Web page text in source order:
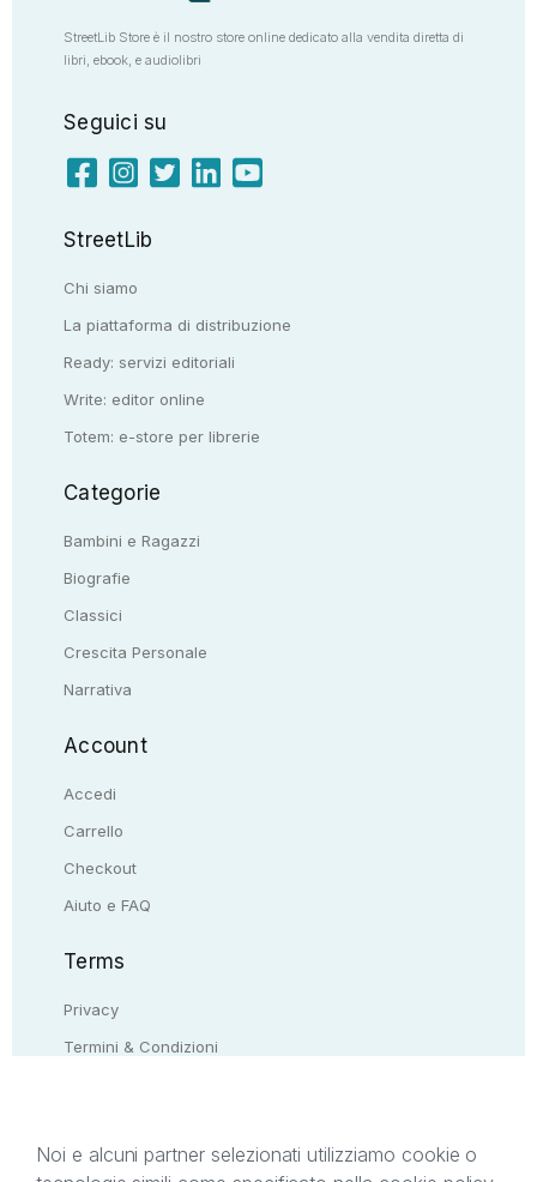
StreetLib Store è il nostro store online dedicato alla vendita diretta di
libri, ebook, e audiolibri
Seguici su
StreetLib
Chi siamo
La piattaforma di distribuzione
Ready: servizi editoriali
Write: editor online
Totem: e-store per librerie
Categorie
Bambini e Ragazzi
Biografie
Classici
Crescita Personale
Narrativa
Account
Accedi
Carrello
Checkout
Aiuto e FAQ
Terms
Privacy
Termini & Condizioni
Noi e alcuni partner selezionati utilizziamo cookie o